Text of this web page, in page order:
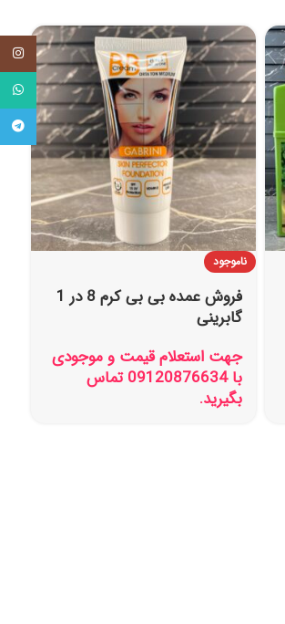
ناموجود
فروش عمده بی بی کرم 8 در 1
گابرینی
جهت استعلام قیمت و موجودی
با 09120876634 تماس
بگیرید.